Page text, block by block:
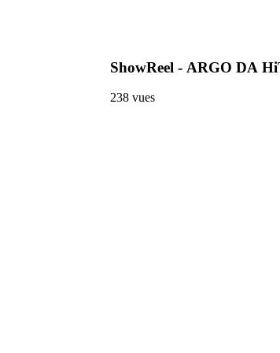
ShowReel - ARGO DA
238 vues